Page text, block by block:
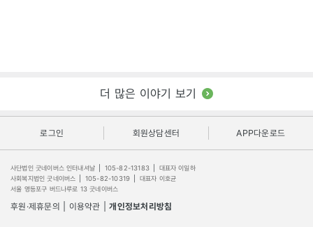
더 많은 이야기 보기
로그인 회원상담센터 APP다운로드
사단법인 굿네이버스 인터내셔날 105-82-13183
대표자 이일하
사회복지법인 굿네이버스
105-82-10319
대표자 이호균
서울 영등포구 버드나루로 13 굿네이버스
후원·제휴문의 이용약관 개인정보처리방침